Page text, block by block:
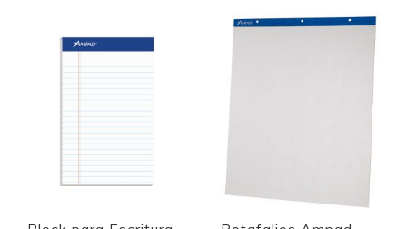
Quickview